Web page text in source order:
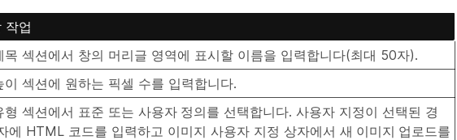
작업
목 섹션에서 창의 머리글 영역에 표시할 이름을 입력합니다(최대 50자).
이 섹션에 원하는 픽셀 수를 입력합니다.
형 섹션에서 표준 또는 사용자 정의를 선택합니다. 사용자 지정이 선택된 경
에 HTML 코드를 입력하고 이미지 사용자 지정 상자에서 새 이미지 업로드를